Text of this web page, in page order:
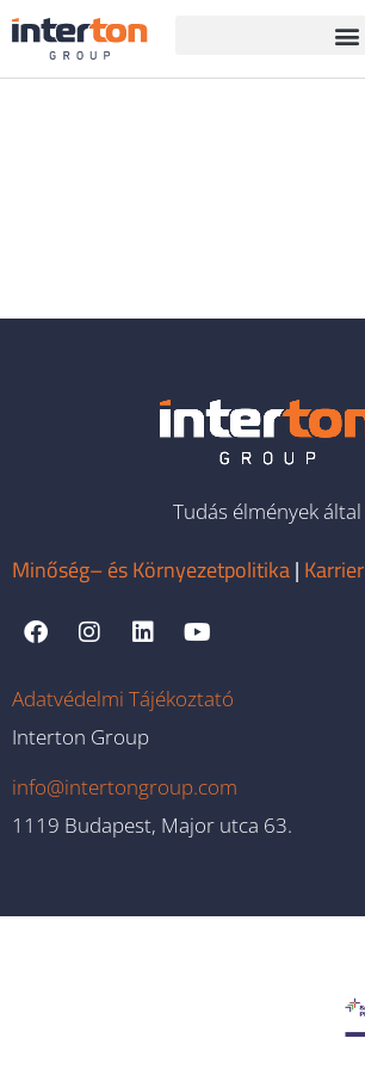
Tudás élmények által
Minőség– és Környezetpolitika| Karrier
Adatvédelmi Tájékoztató
Interton Group
info@intertongroup.com
1119 Budapest, Major utca 63.